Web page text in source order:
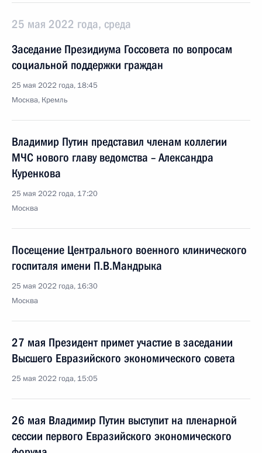
25 мая 2022 года, среда
Заседание Президиума Госсовета по вопросам
социальной поддержки граждан
25 мая 2022 года, 18:45
Москва, Кремль
Владимир Путин представил членам коллегии
МЧС нового главу ведомства – Александра
Куренкова
25 мая 2022 года, 17:20
Москва
Посещение Центрального военного клинического
госпиталя имени П.В.Мандрыка
25 мая 2022 года, 16:30
Москва
27 мая Президент примет участие в заседании
Высшего Евразийского экономического совета
25 мая 2022 года, 15:05
26 мая Владимир Путин выступит на пленарной
сессии первого Евразийского экономического